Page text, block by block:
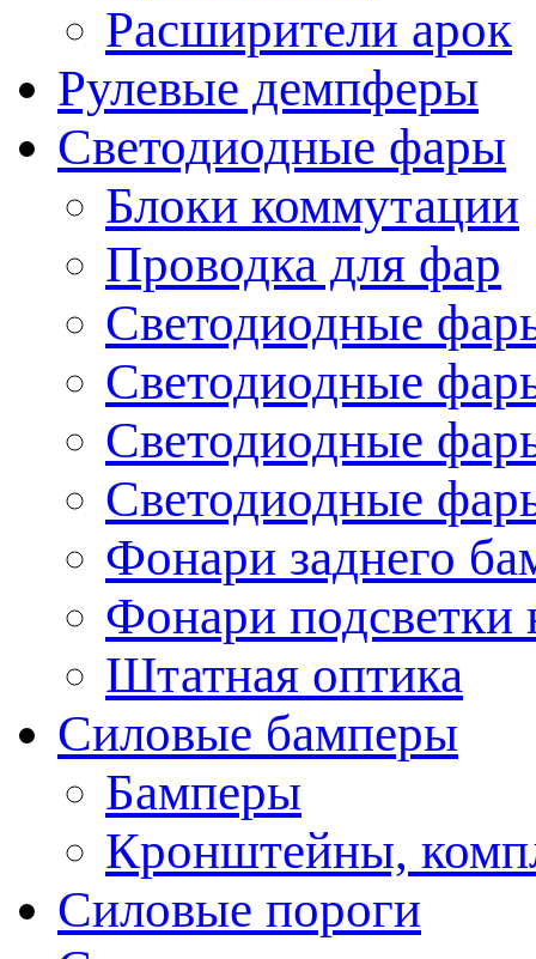
Расширители арок
Рулевые демпферы
Светодиодные фары
Блоки коммутации
Проводка для фар
Светодиодные
Светодиодные
Светодиодные
Светодиодные
Фонари заднего
Фонари подсветки
Штатная оптика
Силовые бамперы
Бамперы
Кронштейны,
Силовые пороги